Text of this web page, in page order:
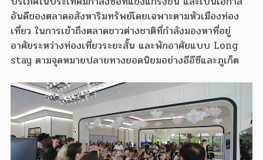
อันดีของตลาดอสังหาริมทรัพย์โดยเฉพาะตามหัวเมืองท่อง
เที่ยว ในการเข้าถึงตลาดชาวต่างชาติที่กำลังมองหาที่อยู่
อาศัยระหว่างท่องเที่ยวระยะสั้น และพักอาศัยแบบ Long
stay ตามจุดหมายปลายทางยอดนิยมอย่างอีอีซีและภูเก็ต